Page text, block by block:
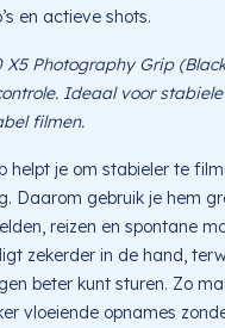
en actieve shots.
X5 Photography Grip
Ideaal voor
filmen.
helpt je om stabieler te
Daarom gebruik je hem
reizen en spontane
zekerder in de hand,
beter kunt sturen. Zo
vloeiende opnames